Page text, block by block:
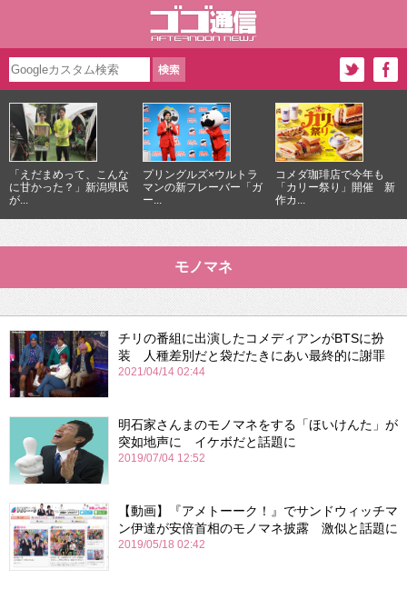
「えだまめって、こんな
に甘かった？」新潟県民
が...
プリングルズ×ウルトラ
マンの新フレーバー「ガ
ー...
コメダ珈琲店で今年も
「カリー祭り」開催 新
作カ...
モノマネ
チリの番組に出演したコメディアンがBTSに扮
装 人種差別だと袋だたきにあい最終的に謝罪
2021/04/14 02:44
明石家さんまのモノマネをする「ほいけんた」が
突如地声に イケボだと話題に
2019/07/04 12:52
【動画】『アメトーーク！』でサンドウィッチマ
ン伊達が安倍首相のモノマネ披露 激似と話題に
2019/05/18 02:42